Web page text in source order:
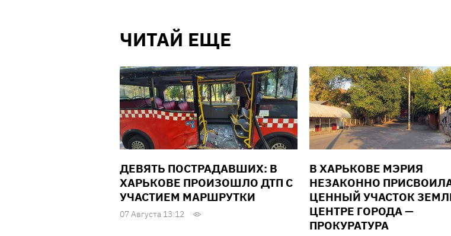
ЧИТАЙ ЕЩЕ
ДЕВЯТЬ ПОСТРАДАВШИХ: В
ХАРЬКОВЕ ПРОИЗОШЛО ДТП С
УЧАСТИЕМ МАРШРУТКИ
07 Августа 13:12
В ХАРЬКОВЕ МЭРИЯ
НЕЗАКОННО
ЦЕННЫЙ УЧАСТОК
ЦЕНТРЕ ГОРОДА —
ПРОКУРАТУРА